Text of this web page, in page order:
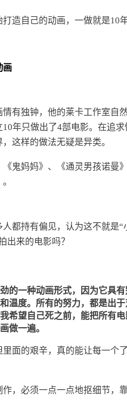
造自己的动画，一做就是10年
画
有独钟，他的莱卡工作室自
年只做出了4部电影。在追求
这样的做法无疑是异类。
鬼妈妈》、《通灵男孩诺曼
人都持有偏见，认为这不就是“
出来的电影吗？
的一种动画形式，因为它具
温度。所有的努力，都是出
希望自己死之前，能把所有电
做一遍。
面的艰辛，真的能让每一个
，必须一点一点地抠细节，